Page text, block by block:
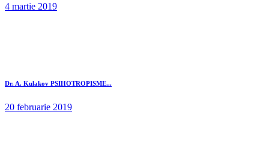
4 martie 2019
Dr. A. Kulakov PSIHOTROPISME...
20 februarie 2019